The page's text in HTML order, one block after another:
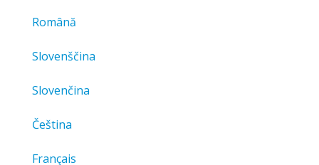
Română
Slovenščina
Slovenčina
Čeština
Français